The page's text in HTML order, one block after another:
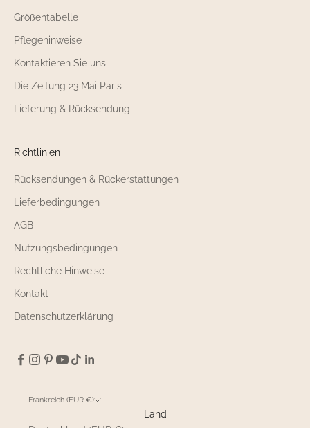
Größentabelle
Pflegehinweise
Kontaktieren Sie uns
Die Zeitung 23 Mai Paris
Lieferung & Rücksendung
Richtlinien
Rücksendungen & Rückerstattungen
Lieferbedingungen
AGB
Nutzungsbedingungen
Rechtliche Hinweise
Kontakt
Datenschutzerklärung
Frankreich (EUR €)
Land